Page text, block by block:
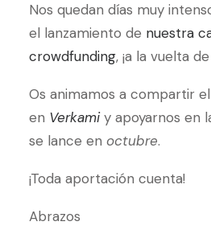
Nos quedan días muy
el lanzamiento de nuestra
crowdfunding, ¡a la vuelta
Os animamos a compartir
en Verkamiy apoyarnos en
se lance en octubre.
¡Toda aportación cuenta!
Abrazos